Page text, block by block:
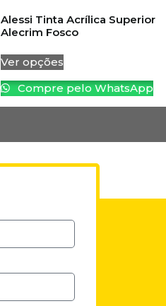
Alessi Tinta Acrílica Superior
Alecrim Fosco
Ver opções
Compre pelo WhatsApp